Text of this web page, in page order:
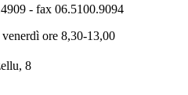
- fax 06.5100.9094
ore 8,30-13,00
8